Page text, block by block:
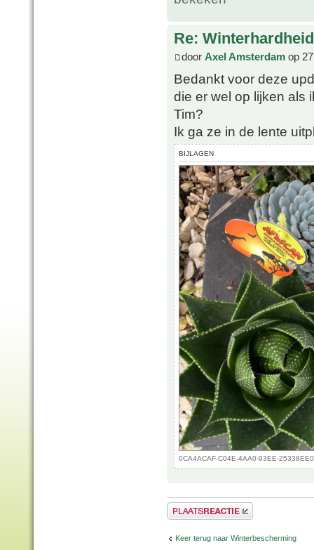
Re:
door Axel Amsterdam op
Bedankt voor deze
die er wel op lijken als
Tim?
Ik ga ze in de lente
BIJLAGEN
0CA4ACAF-C04E-4AA0-93EE-
Plaats een reactie
Keer terug naar Winterbescherming